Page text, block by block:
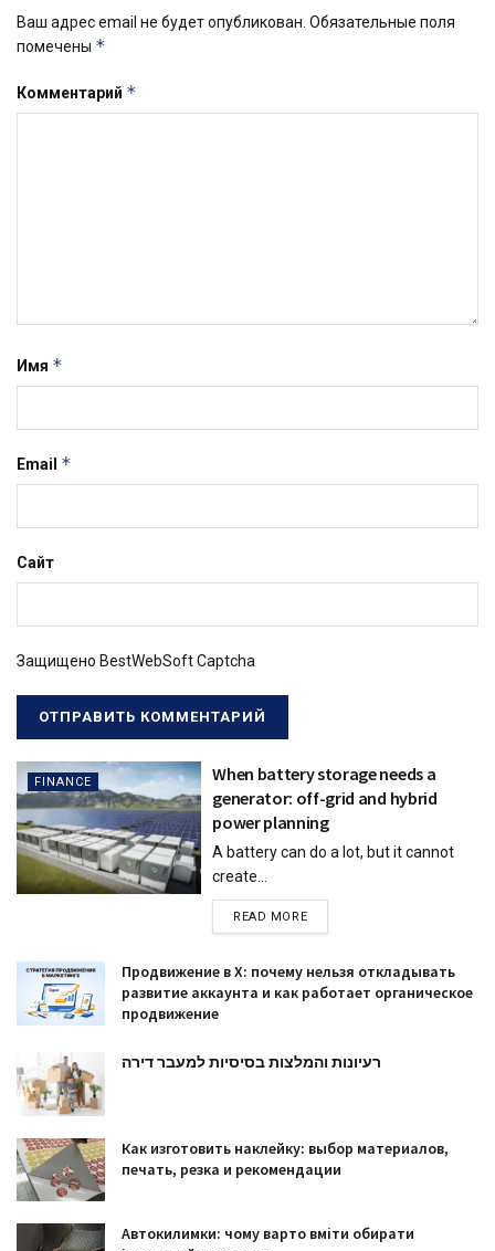
Ваш адрес email не будет опубликован. Обязательные поля
помечены *
Комментарий *
Имя *
Email *
Сайт
Защищено BestWebSoft Captcha
FINANCE
When battery storage needs a
generator: off-grid and hybrid
power planning
A battery can do a lot, but it cannot
create...
READ MORE
Продвижение в X: почему нельзя откладывать
развитие аккаунта и как работает органическое
продвижение
רעיונות והמלצות בסיסיות למעבר דירה
Как изготовить наклейку: выбор материалов,
печать, резка и рекомендации
Автокилимки: чому варто вміти обирати